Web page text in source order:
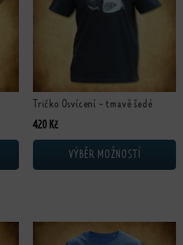
Tričko Osvícení - tmavě šedé
420 Kč
VÝBĚR MOŽNOSTÍ
Možnosti lze vybrat na stránce produktu
Tento produkt má více variant.